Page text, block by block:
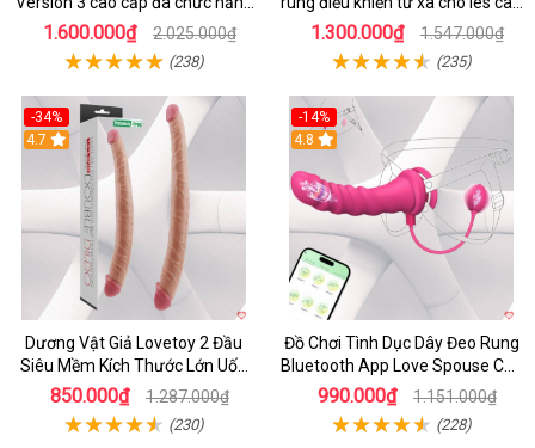
kích thích
1.600.000₫ 2.025.000₫
(238)
cấp
1.300.000₫ 1.547.000₫
(235)
-34%
4.7
Dương Vật Giả Lovetoy 2 Đầu
Siêu Mềm Kích Thước Lớn Uốn
Cong
850.000₫ 1.287.000₫
(230)
-14%
4.8
Đồ Chơi Tình Dục Dây Đeo Rung
Bluetooth App Love Spouse Cho
Les
990.000₫ 1.151.000₫
(228)